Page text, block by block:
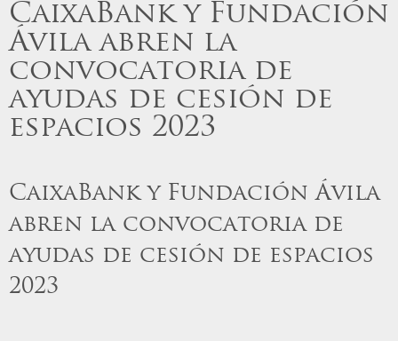
CaixaBank y Fundación
Ávila abren la
convocatoria de
ayudas de cesión de
espacios 2023
CaixaBank y Fundación Ávila
abren la convocatoria de
ayudas de cesión de espacios
2023